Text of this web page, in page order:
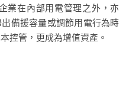
業在內部用電管理之外，亦
備援容量或調節用電行為時
控管，更成為增值資產。